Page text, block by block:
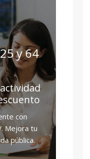
y 64
con
Mejora tu
pública.